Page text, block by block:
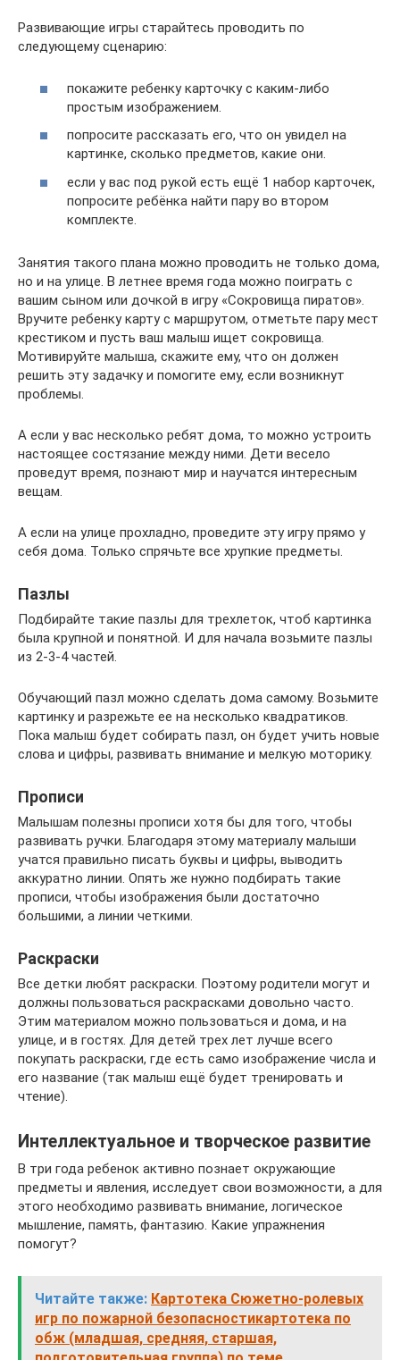
Развивающие игры старайтесь проводить по
следующему сценарию:
покажите ребенку карточку с каким-либо
простым изображением.
попросите рассказать его, что он увидел на
картинке, сколько предметов, какие они.
если у вас под рукой есть ещё 1 набор карточек,
попросите ребёнка найти пару во втором
комплекте.
Занятия такого плана можно проводить не только дома,
но и на улице. В летнее время года можно поиграть с
вашим сыном или дочкой в игру «Сокровища пиратов».
Вручите ребенку карту с маршрутом, отметьте пару мест
крестиком и пусть ваш малыш ищет сокровища.
Мотивируйте малыша, скажите ему, что он должен
решить эту задачку и помогите ему, если возникнут
проблемы.
А если у вас несколько ребят дома, то можно устроить
настоящее состязание между ними. Дети весело
проведут время, познают мир и научатся интересным
вещам.
А если на улице прохладно, проведите эту игру прямо у
себя дома. Только спрячьте все хрупкие предметы.
Пазлы
Подбирайте такие пазлы для трехлеток, чтоб картинка
была крупной и понятной. И для начала возьмите пазлы
из 2-3-4 частей.
Обучающий пазл можно сделать дома самому. Возьмите
картинку и разрежьте ее на несколько квадратиков.
Пока малыш будет собирать пазл, он будет учить новые
слова и цифры, развивать внимание и мелкую моторику.
Прописи
Малышам полезны прописи хотя бы для того, чтобы
развивать ручки. Благодаря этому материалу малыши
учатся правильно писать буквы и цифры, выводить
аккуратно линии. Опять же нужно подбирать такие
прописи, чтобы изображения были достаточно
большими, а линии четкими.
Раскраски
Все детки любят раскраски. Поэтому родители могут и
должны пользоваться раскрасками довольно часто.
Этим материалом можно пользоваться и дома, и на
улице, и в гостях. Для детей трех лет лучше всего
покупать раскраски, где есть само изображение числа и
его название (так малыш ещё будет тренировать и
чтение).
Интеллектуальное и творческое развитие
В три года ребенок активно познает окружающие
предметы и явления, исследует свои возможности, а для
этого необходимо развивать внимание, логическое
мышление, память, фантазию. Какие упражнения
помогут?
Читайте также: Картотека Сюжетно-ролевых
игр по пожарной безопасностикартотека по
обж (младшая, средняя, старшая,